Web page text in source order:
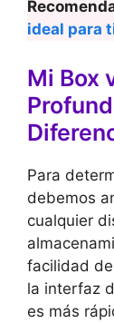
ideal para
Mi Box
Para
debemos
cualquier
facilidad
la interfaz
es más